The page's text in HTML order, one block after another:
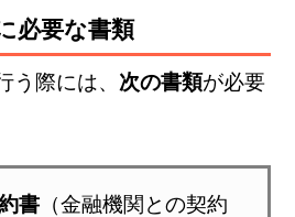
必要な書類
う際には、 次の書類が必要
書（金融機関との契約